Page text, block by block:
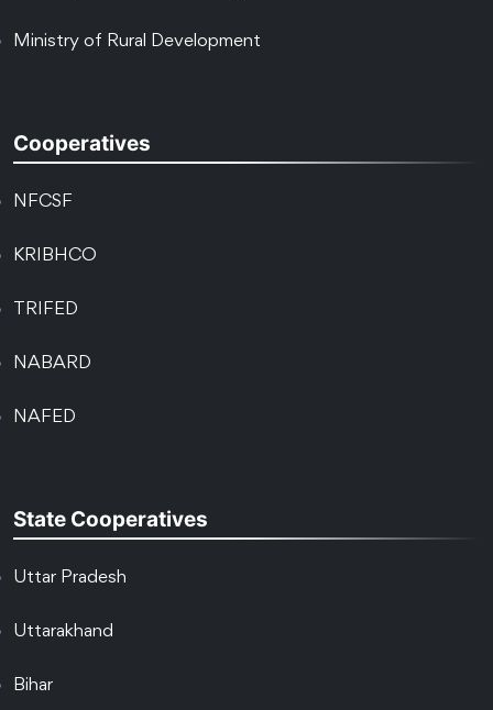
Ministry of Rural Development
Cooperatives
NFCSF
KRIBHCO
TRIFED
NABARD
NAFED
State Cooperatives
Uttar Pradesh
Uttarakhand
Bihar